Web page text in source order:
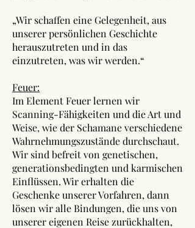
„Wir schaffen eine Gelegenheit, aus
unserer persönlichen Geschichte
herauszutreten und in das
einzutreten, was wir werden.“
Feuer:
Im Element Feuer lernen wir
Scanning-Fähigkeiten und die Art und
Weise, wie der Schamane verschiedene
Wahrnehmungszustände durchschaut.
Wir sind befreit von genetischen,
generationsbedingten und karmischen
Einflüssen. Wir erhalten die
Geschenke unserer Vorfahren, dann
lösen wir alle Bindungen, die uns von
unserer eigenen Reise zurückhalten,